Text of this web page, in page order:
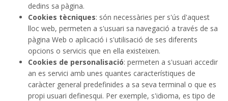
dedins sa pàgina.
Cookies tècniques: són necessàries per s'ús d'aquest
lloc web, permeten a s'usuari sa navegació a través de sa
pàgina Web o aplicació i s'utilisació de ses diferents
opcions o servicis que en ella existeixen.
Cookies de personalisació: permeten a s'usuari accedir
an es servici amb unes quantes característiques de
caràcter general predefinides a sa seva terminal o que es
propi usuari definesqui. Per exemple, s'idioma, es tipo de